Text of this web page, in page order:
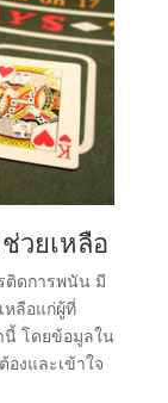
วยเหลือ
ติดการพนัน มี
ลือแก่ผู้ที่
นี้ โดยข้อมูลใน
งและเข้าใจ